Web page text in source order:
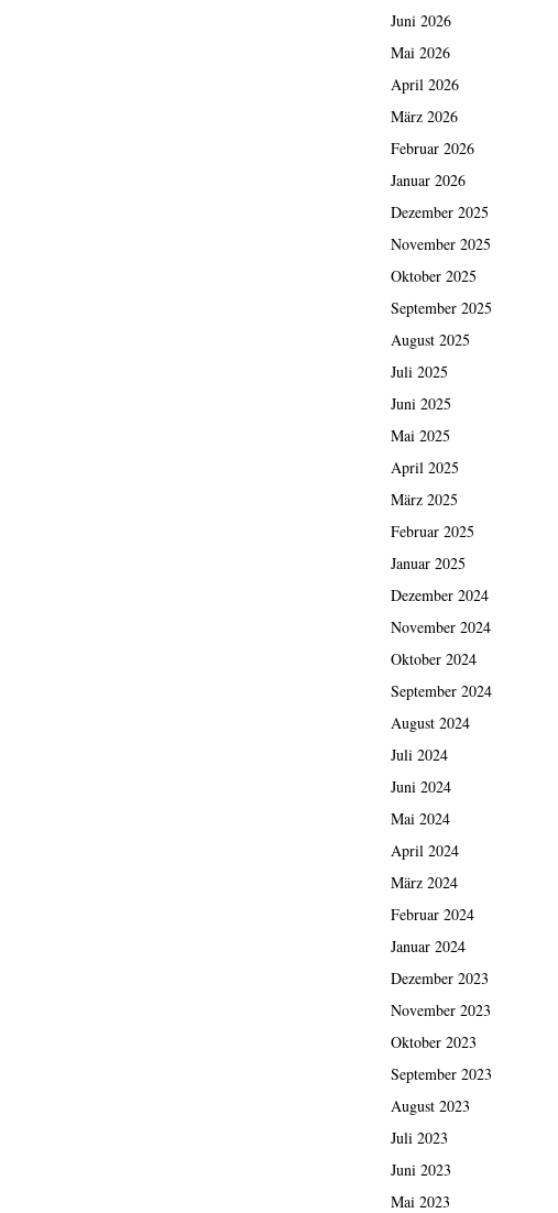
Juni 2026
Mai 2026
April 2026
März 2026
Februar 2026
Januar 2026
Dezember 2025
November 2025
Oktober 2025
September 2025
August 2025
Juli 2025
Juni 2025
Mai 2025
April 2025
März 2025
Februar 2025
Januar 2025
Dezember 2024
November 2024
Oktober 2024
September 2024
August 2024
Juli 2024
Juni 2024
Mai 2024
April 2024
März 2024
Februar 2024
Januar 2024
Dezember 2023
November 2023
Oktober 2023
September 2023
August 2023
Juli 2023
Juni 2023
Mai 2023